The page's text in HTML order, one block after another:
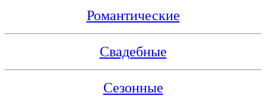
Романтические
Свадебные
Сезонные